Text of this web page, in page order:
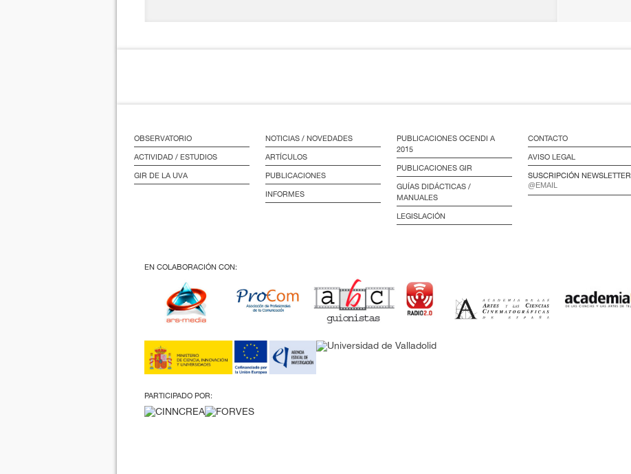
OBSERVATORIO
ACTIVIDAD / ESTUDIOS
GIR DE LA UVA
NOTICIAS / NOVEDADES
ARTÍCULOS
PUBLICACIONES
INFORMES
PUBLICACIONES OCENDI A
2015
PUBLICACIONES GIR
GUÍAS DIDÁCTICAS /
MANUALES
LEGISLACIÓN
CONTACTO
AVISO LEGAL
SUSCRIPCIÓN NEWSLETTER
EN COLABORACIÓN CON:
PARTICIPADO POR: